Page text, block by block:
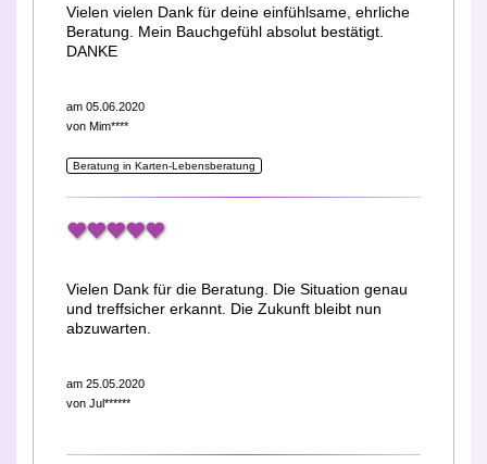
Vielen vielen Dank für deine einfühlsame, ehrliche
Beratung. Mein Bauchgefühl absolut bestätigt.
DANKE
am 05.06.2020
von Mim****
Beratung in Karten-Lebensberatung
Vielen Dank für die Beratung. Die Situation genau
und treffsicher erkannt. Die Zukunft bleibt nun
abzuwarten.
am 25.05.2020
von Jul******